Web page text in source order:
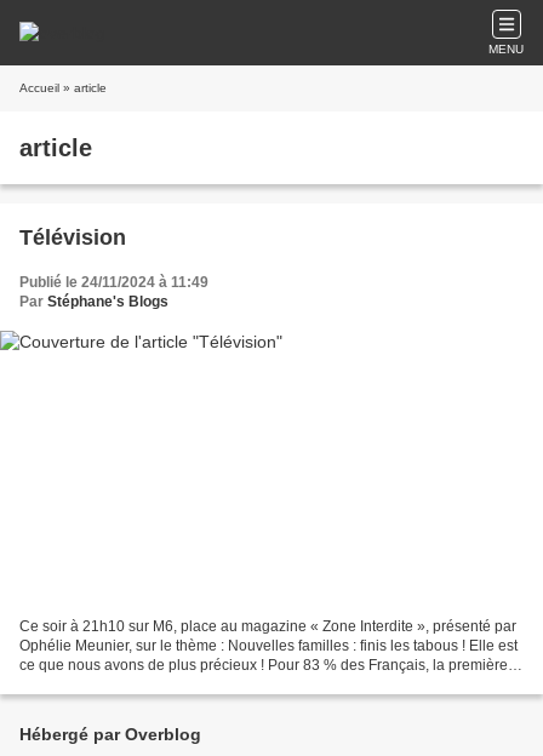
MENU
Accueil » article
article
Télévision
Publié le 24/11/2024 à 11:49
Par Stéphane's Blogs
Ce soir à 21h10 sur M6, place au magazine « Zone Interdite », présenté par
Ophélie Meunier, sur le thème : Nouvelles familles : finis les tabous ! Elle est
ce que nous avons de plus précieux ! Pour 83 % des Français, la première
Hébergé par Overblog